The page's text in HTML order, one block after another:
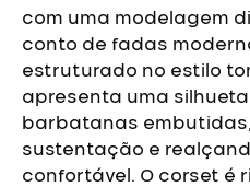
com uma modelagem
conto de fadas
estruturado no estilo
apresenta uma
barbatanas
sustentação e
confortável. O corset é